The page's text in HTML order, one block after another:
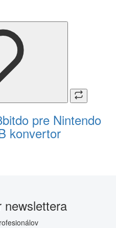
pre Nintendo
konvertor
newslettera